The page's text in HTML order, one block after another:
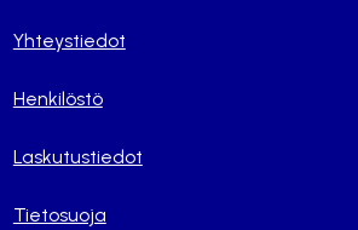
Yhteystiedot
Henkilöstö
Laskutustiedot
Tietosuoja